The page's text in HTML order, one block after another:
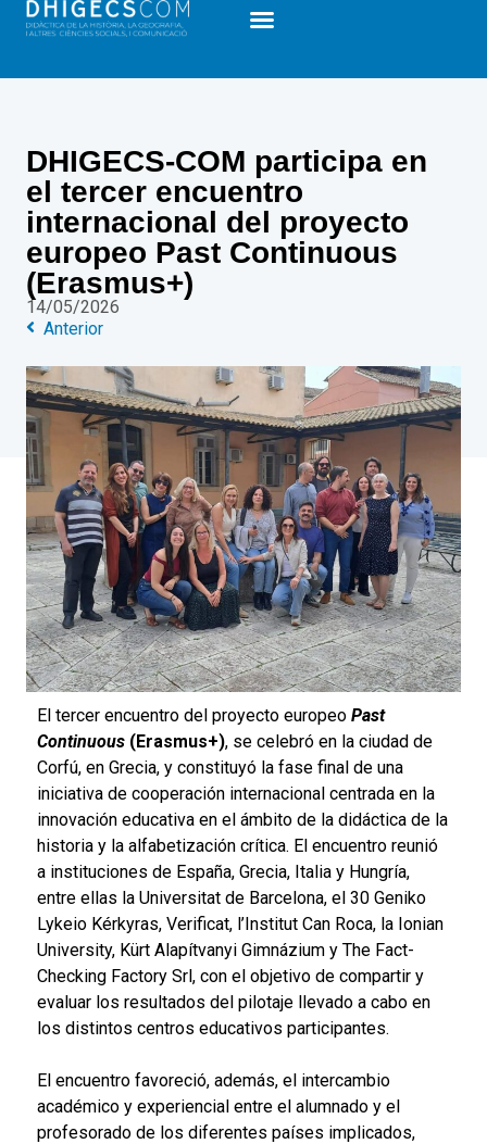
DHIGECS-COM participa en
el tercer encuentro
internacional del proyecto
europeo Past Continuous
(Erasmus+)
14/05/2026
Anterior
El tercer encuentro del proyecto europeo Past
Continuous (Erasmus+), se celebró en la ciudad de
Corfú, en Grecia, y constituyó la fase final de una
iniciativa de cooperación internacional centrada en la
innovación educativa en el ámbito de la didáctica de la
historia y la alfabetización crítica. El encuentro reunió
a instituciones de España, Grecia, Italia y Hungría,
entre ellas la Universitat de Barcelona, el 30 Geniko
Lykeio Kérkyras, Verificat, l’Institut Can Roca, la Ionian
University, Kürt Alapítvanyi Gimnázium y The Fact-
Checking Factory Srl, con el objetivo de compartir y
evaluar los resultados del pilotaje llevado a cabo en
los distintos centros educativos participantes.
El encuentro favoreció, además, el intercambio
académico y experiencial entre el alumnado y el
profesorado de los diferentes países implicados,